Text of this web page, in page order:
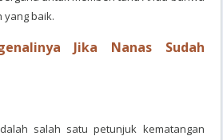
yang baik.
Jika Nanas Sudah
salah satu petunjuk kematangan